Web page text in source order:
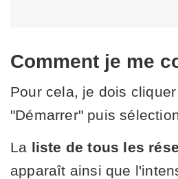
Comment je me
Pour cela, je dois
"Démarrer" puis
La liste de tous les
apparaît ainsi que